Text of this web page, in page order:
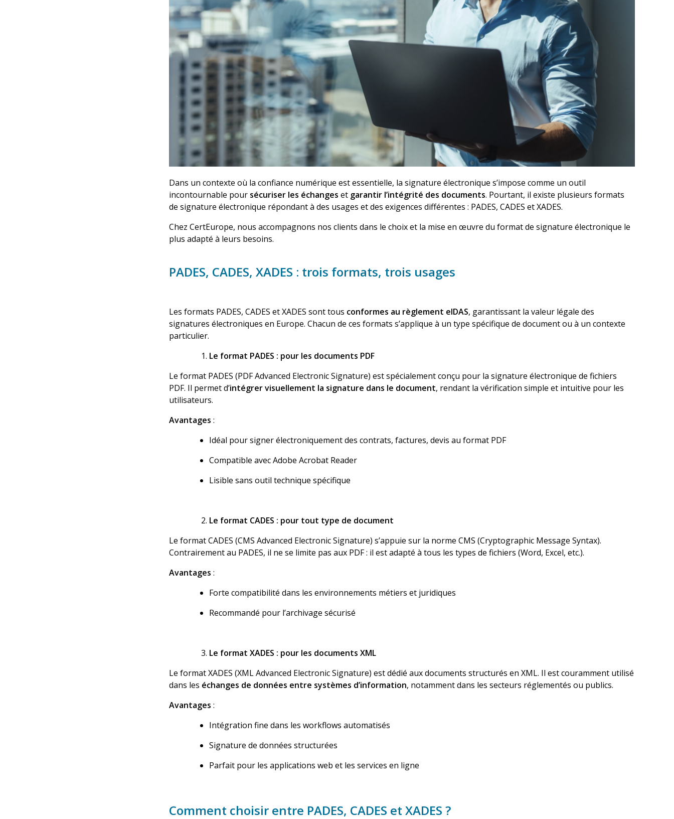
Dans un contexte où la confiance numérique est essentielle, lasignature électronique s’impose comme un outil
incontournable pour sécuriser les échangeset garantir l’intégrité des documents. Pourtant, il existe plusieursformats
de signature électronique répondant à des usages et des exigences différentes : PADES, CADES et XADES.
ChezCertEurope, nous accompagnons nos clients dans le choix et la mise en œuvre du format de signature électronique le
plus adapté à leurs besoins.
PADES, CADES, XADES : trois formats, trois usages
Les formats PADES, CADES et XADES sont tous conformes au règlement eIDAS, garantissant la valeur légale des
signatures électroniques en Europe. Chacun de ces formats s’applique à un type spécifique de document ou à un contexte
particulier.
Le format PADES : pour les documents PDF
Leformat PADES (PDF Advanced Electronic Signature) est spécialement conçu pour la signature électronique de fichiers
PDF. Il permet d’intégrer visuellement la signature dans le document, rendant la vérification simple et intuitive pour les
utilisateurs.
Avantages :
Idéal pour signer électroniquement des contrats, factures, devis au format PDF
Compatible avec Adobe Acrobat Reader
Lisible sans outil technique spécifique
Le format CADES : pour tout type de document
Le format CADES (CMS Advanced Electronic Signature) s’appuie sur la norme CMS (Cryptographic Message Syntax).
Contrairement au PADES, il ne se limite pas aux PDF : il est adapté à tous les types de fichiers (Word, Excel, etc.).
Avantages :
Forte compatibilité dans les environnements métiers et juridiques
Recommandé pour l’archivage sécurisé
Le format XADES : pour les documents XML
Leformat XADES (XML Advanced Electronic Signature) est dédié aux documents structurés en XML. Il est couramment utilisé
dans les échanges de données entre systèmes d’information, notamment dans les secteurs réglementés ou publics.
Avantages :
Intégration fine dans les workflows automatisés
Signature de données structurées
Parfait pour les applications web et les services en ligne
Comment choisir entre PADES, CADES et XADES ?